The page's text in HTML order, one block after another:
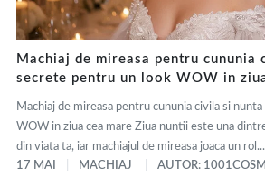
Machiaj de mireasa pentru cununia
secrete pentru un look WOW in
Machiaj de mireasa pentru cununia civila si
WOW in ziua cea mare Ziua nuntii este una
din viata ta, iar machiajul de mireasa joaca un rol...
17 MAI
MACHIAJ AUTOR: